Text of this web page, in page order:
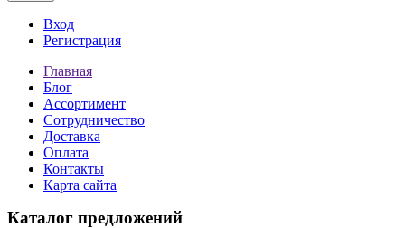
Вход
Регистрация
Главная
Блог
Ассортимент
Сотрудничество
Доставка
Оплата
Контакты
Карта сайта
Каталог предложений